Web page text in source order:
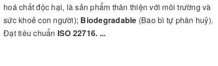
hoá chất độc hại, là sản phẩm thân thiện với môi trường và
sức khoẻ con người); Biodegradable (Bao bì tự phân huỷ).
Đạt tiêu chuẩn ISO 22716. ...